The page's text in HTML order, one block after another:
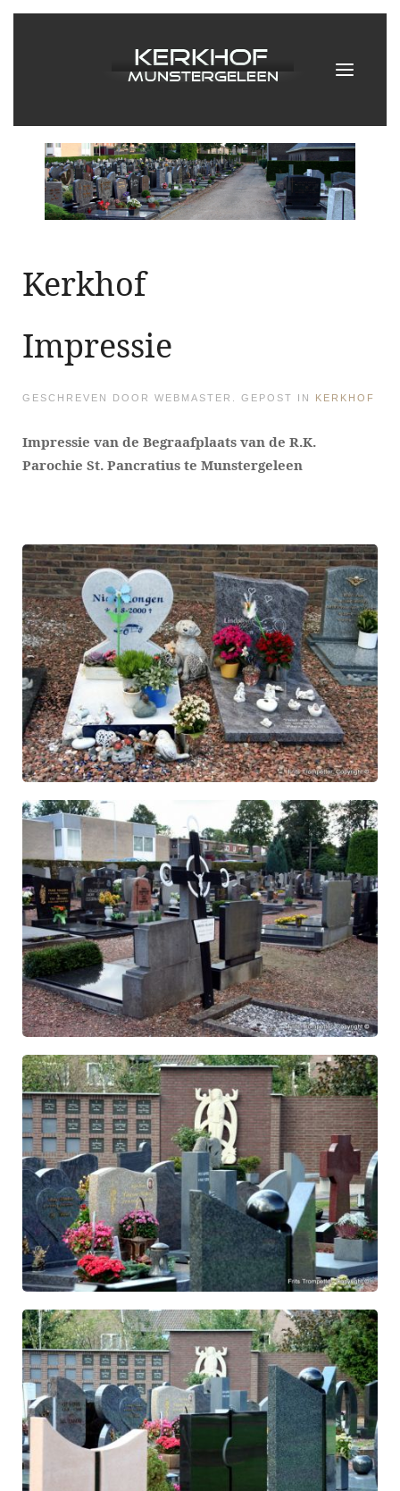
Kerkhof
Impressie
GESCHREVEN DOOR WEBMASTER. GEPOST IN KERKHOF
Impressie van de Begraafplaats van de R.K.
Parochie St. Pancratius te Munstergeleen